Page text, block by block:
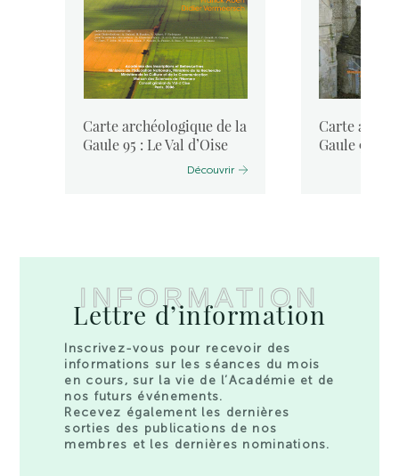
Carte archéologique de la
Gaule 95 : Le Val d’Oise
Découvrir
Carte
Gaule 94 :
INFORMATION
Lettre d’information
Inscrivez-vous pour recevoir des
informations sur les séances du mois
en cours, sur la vie de l’Académie et de
nos futurs événements.
Recevez également les dernières
sorties des publications de nos
membres et les dernières nominations.